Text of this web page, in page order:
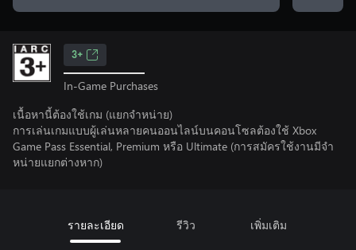
3+
In-Game Purchases
เนื้อหานี้ต้องใช้เกม (แยกจำหน่าย)
การเล่นเกมแบบผู้เล่นหลายคนออนไลน์บนคอนโซลต้องใช้ Xbox
Game Pass Essential, Premium หรือ Ultimate (การสมัครใช้งานมีจํา
หน่ายแยกต่างหาก)
รายละเอียด รีวิว เพิ่มเติม